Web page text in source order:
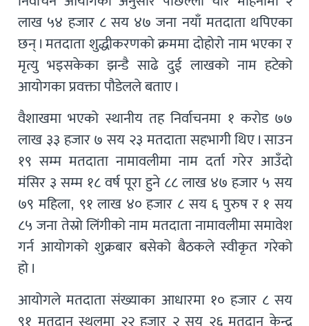
लाख ५४ हजार ८ सय ४७ जना नयाँ मतदाता थपिएका
छन् । मतदाता शुद्धीकरणको क्रममा दोहोरो नाम भएका र
मृत्यु भइसकेका झन्डै साढे दुई लाखको नाम हटेको
आयोगका प्रवक्ता पौडेलले बताए ।
वैशाखमा भएको स्थानीय तह निर्वाचनमा १ करोड ७७
लाख ३३ हजार ७ सय २३ मतदाता सहभागी थिए । साउन
१९ सम्म मतदाता नामावलीमा नाम दर्ता गरेर आउँदो
मंसिर ३ सम्म १८ वर्ष पूरा हुने ८८ लाख ४७ हजार ५ सय
७९ महिला, ९१ लाख ४० हजार ८ सय ६ पुरुष र १ सय
८५ जना तेस्रो लिंगीको नाम मतदाता नामावलीमा समावेश
गर्न आयोगको शुक्रबार बसेको बैठकले स्वीकृत गरेको
हो ।
आयोगले मतदाता संख्याका आधारमा १० हजार ८ सय